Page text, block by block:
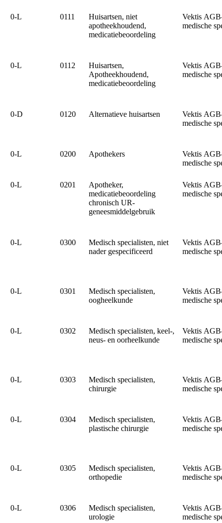
0‑L 0111
Huisartsen, niet
apotheekhoudend,
medicatiebeoordeling
Vektis
medische
0‑L 0112
Huisartsen,
Apotheekhoudend,
medicatiebeoordeling
Vektis
medische
0‑D 0120 Alternatieve huisartsen
Vektis
medische
0‑L 0200 Apothekers
Vektis
medische
0‑L 0201
Apotheker,
medicatiebeoordeling
chronisch UR-
geneesmiddelgebruik
Vektis
medische
0‑L 0300
Medisch specialisten, niet
nader gespecificeerd
Vektis
medische
0‑L 0301
Medisch specialisten,
oogheelkunde
Vektis
medische
0‑L 0302
Medisch specialisten, keel-,
neus- en oorheelkunde
Vektis
medische
0‑L 0303
Medisch specialisten,
chirurgie
Vektis
medische
0‑L 0304
Medisch specialisten,
plastische chirurgie
Vektis
medische
0‑L 0305
Medisch specialisten,
orthopedie
Vektis
medische
0‑L 0306
Medisch specialisten,
urologie
Vektis
medische